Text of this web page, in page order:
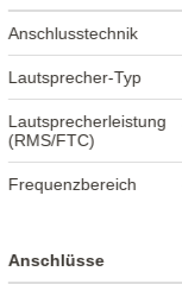
Anschlusstechnik
Lautsprecher-Typ
Lautsprecherleistung
(RMS/FTC)
Frequenzbereich
Anschlüsse